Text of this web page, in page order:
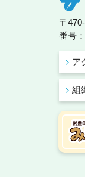
〒
番号
ア
組